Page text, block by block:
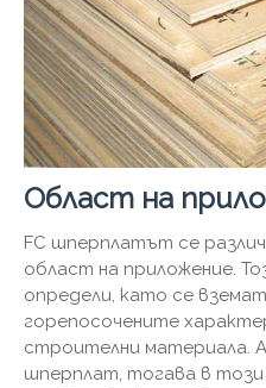
Област на
FC шперплатът се
област на приложение.
определи, като се
горепосочените
строителни материала.
шперплат, тогава в този